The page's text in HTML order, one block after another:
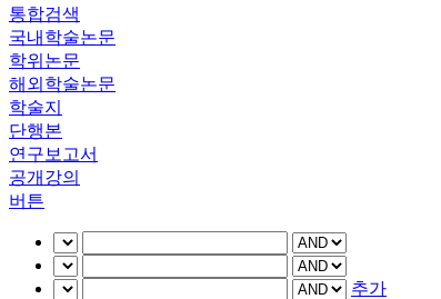
통합검색
국내학술논문
학위논문
해외학술논문
학술지
단행본
연구보고서
공개강의
버튼
추가